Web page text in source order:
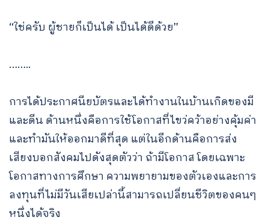
“ใช่ครับ ผู้ชายก็เป็นได้ เป็นได้ดีด้วย”
……..
การได้ประกาศนียบัตรและได้ทำงานในบ้านเกิดของมี
และดีน ด้านหนึ่งคือการใช้โอกาสที่ไขว่คว้าอย่างคุ้มค่า
และทำมันให้ออกมาดีที่สุด แต่ในอีกด้านคือการส่ง
เสียงบอกสังคมไปดังสุดตัวว่า ถ้ามีโอกาส โดยเฉพาะ
โอกาสทางการศึกษา ความพยายามของตัวเองและการ
ลงทุนที่ไม่มีวันเสียเปล่านี้สามารถเปลี่ยนชีวิตของคนๆ
หนึ่งได้จริง